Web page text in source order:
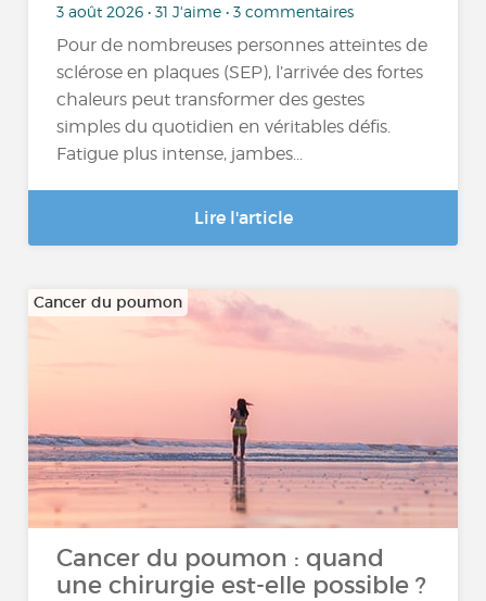
3 août 2026 • 31 J'aime • 3 commentaires
Pour de nombreuses personnes atteintes de
sclérose en plaques (SEP), l’arrivée des fortes
chaleurs peut transformer des gestes
simples du quotidien en véritables défis.
Fatigue plus intense, jambes...
Lire l'article
Cancer du poumon
Cancer du poumon : quand
une chirurgie est-elle possible ?